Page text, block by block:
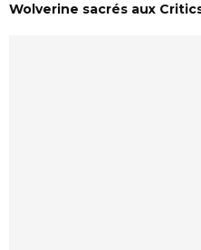
Wolverine sacrés aux